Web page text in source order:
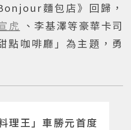
麵包店》回歸，
虎 、李基澤等豪華卡司
點咖啡廳」為主題，勇
理王」車勝元首度